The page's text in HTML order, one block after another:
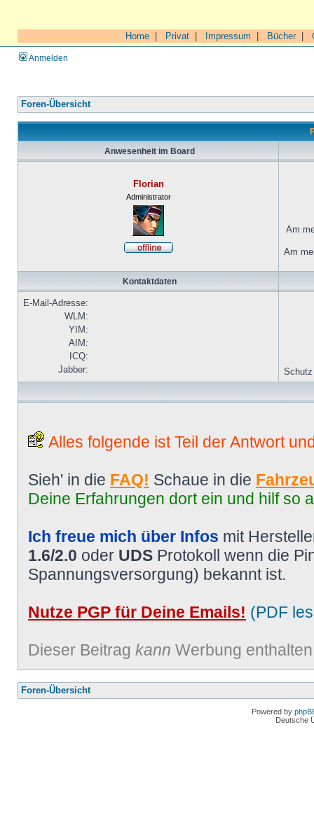
Home Privat Impressum Bücher|
Anmelden
Foren-Übersicht
Anwesenheit im Board
Florian
Administrator
Am
Am
Kontaktdaten
E-Mail-Adresse:
WLM:
YIM:
AIM:
ICQ:
Jabber:
Schutz
Alles folgende ist Teil der Antwort
Sieh' in die FAQ! Schaue in die
Deine Erfahrungen dort ein und hilf so
Ich freue mich über Infos mit
1.6/2.0 oder UDS Protokoll wenn die
Spannungsversorgung) bekannt ist.
Nutze PGP für Deine Emails! (PDF
Dieser Beitrag kann Werbung
Foren-Übersicht
Powered by
Deutsche